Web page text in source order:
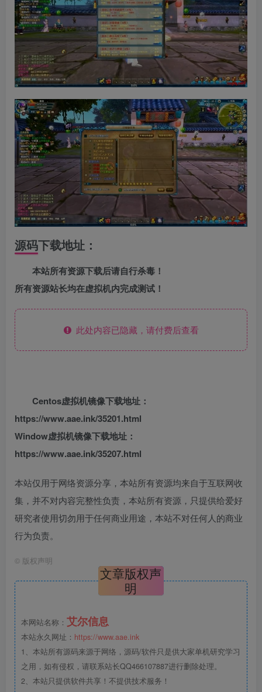
源码下载地址：
本站所有资源下载后请自行杀毒！
所有资源站长均在虚拟机内完成测试！
此处内容已隐藏，请付费后查看
Centos虚拟机镜像下载地址：
https://www.aae.ink/35201.html
Window虚拟机镜像下载地址：
https://www.aae.ink/35207.html
本站仅用于网络资源分享，本站所有资源均来自于互联网收
集，并不对内容完整性负责，本站所有资源，只提供给爱好
研究者使用切勿用于任何商业用途，本站不对任何人的商业
行为负责。
© 版权声明
文章版权声
明
本网站名称： 艾尔信息
本站永久网址： https://www.aae.ink
1、本站所有源码来源于网络，源码/软件只是供大家单机研究学习
之用，如有侵权，请联系站长QQ466107887进行删除处理。
2、本站只提供软件共享！不提供技术服务！